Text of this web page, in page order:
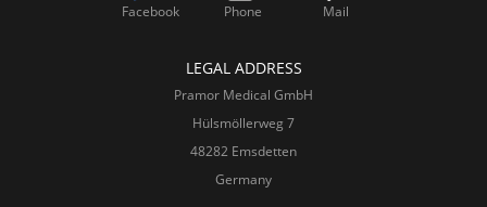
Facebook Phone Mail
LEGAL ADDRESS
Pramor Medical GmbH
Hülsmöllerweg 7
48282 Emsdetten
Germany